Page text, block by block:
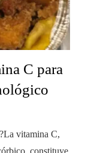
C para
vitamina C,
constituye